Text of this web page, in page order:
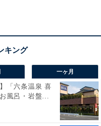
込540円（通常価格：
一ヶ月
「六条温泉 喜
風呂・岩盤...